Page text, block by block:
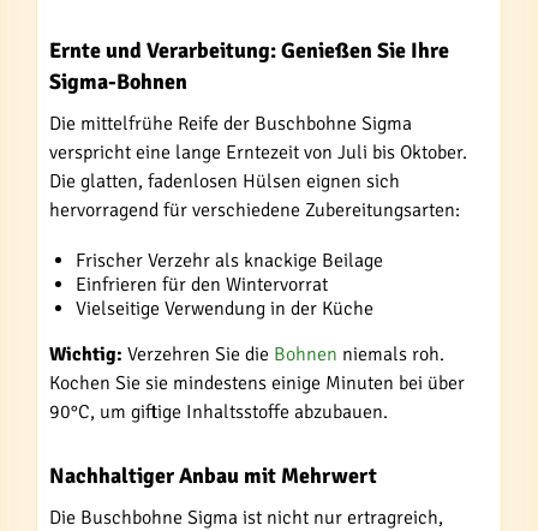
Ernte und Verarbeitung: Genießen Sie Ihre
Sigma-Bohnen
Die mittelfrühe Reife der Buschbohne Sigma
verspricht eine lange Erntezeit von Juli bis Oktober.
Die glatten, fadenlosen Hülsen eignen sich
hervorragend für verschiedene Zubereitungsarten:
Frischer Verzehr als knackige Beilage
Einfrieren für den Wintervorrat
Vielseitige Verwendung in der Küche
Wichtig: Verzehren Sie die Bohnen niemals roh.
Kochen Sie sie mindestens einige Minuten bei über
90°C, um giftige Inhaltsstoffe abzubauen.
Nachhaltiger Anbau mit Mehrwert
Die Buschbohne Sigma ist nicht nur ertragreich,